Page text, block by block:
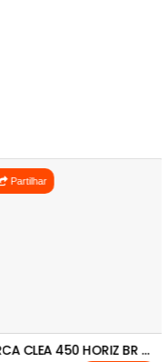
Partilhar
ARCA CLEA 450 HORIZ BR CL06CF450WSKD